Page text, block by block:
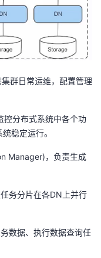
群日常运维，配置管理
分布式系统中各个功
稳定运行。
Manager)，负责生成
务分片在各DN上并行
数据、执行数据查询任